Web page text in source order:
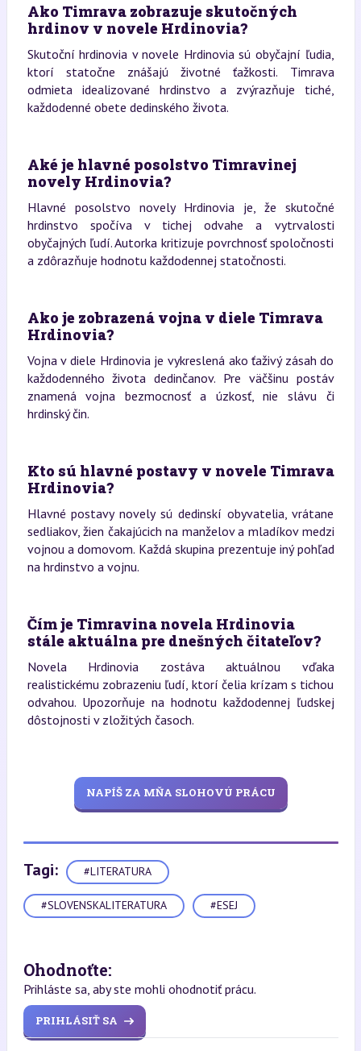
Ako Timrava zobrazuje skutočných
hrdinov v novele Hrdinovia?
Skutoční hrdinovia v novele Hrdinovia sú obyčajní ľudia,
ktorí statočne znášajú životné ťažkosti. Timrava
odmieta idealizované hrdinstvo a zvýrazňuje tiché,
každodenné obete dedinského života.
Aké je hlavné posolstvo Timravinej
novely Hrdinovia?
Hlavné posolstvo novely Hrdinovia je, že skutočné
hrdinstvo spočíva v tichej odvahe a vytrvalosti
obyčajných ľudí. Autorka kritizuje povrchnosť spoločnosti
a zdôrazňuje hodnotu každodennej statočnosti.
Ako je zobrazená vojna v diele Timrava
Hrdinovia?
Vojna v diele Hrdinovia je vykreslená ako ťaživý zásah do
každodenného života dedinčanov. Pre väčšinu postáv
znamená vojna bezmocnosť a úzkosť, nie slávu či
hrdinský čin.
Kto sú hlavné postavy v novele Timrava
Hrdinovia?
Hlavné postavy novely sú dedinskí obyvatelia, vrátane
sedliakov, žien čakajúcich na manželov a mladíkov medzi
vojnou a domovom. Každá skupina prezentuje iný pohľad
na hrdinstvo a vojnu.
Čím je Timravina novela Hrdinovia
stále aktuálna pre dnešných čitateľov?
Novela Hrdinovia zostáva aktuálnou vďaka
realistickému zobrazeniu ľudí, ktorí čelia krízam s tichou
odvahou. Upozorňuje na hodnotu každodennej ľudskej
dôstojnosti v zložitých časoch.
NAPÍŠ ZA MŇA SLOHOVÚ PRÁCU
Tagi: #LITERATURA
#SLOVENSKALITERATURA #ESEJ
Ohodnoťte:
Prihláste sa, aby ste mohli ohodnotiť prácu.
PRIHLÁSIŤ SA